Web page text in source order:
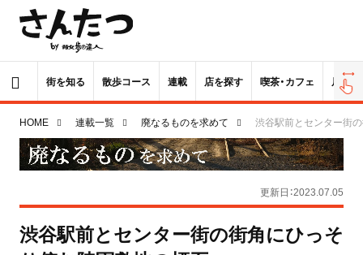
街を知る 散歩コース 連載 店を探す 喫茶・カフェ 居酒屋
HOME 連載一覧 廃なるものを求めて 渋谷駅前とセンター街
更新日：2023.07.05
渋谷駅前とセンター街の街角にひっそ